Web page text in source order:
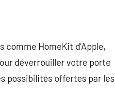
HomeKit d’Apple,
déverrouiller votre porte
possibilités offertes par les